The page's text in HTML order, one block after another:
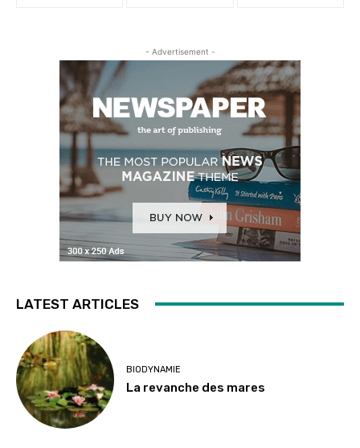
- Advertisement -
LATEST ARTICLES
BIODYNAMIE
La revanche des mares